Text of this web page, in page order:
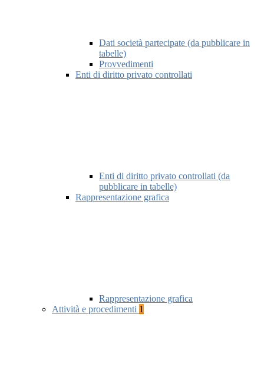
Dati società partecipate (da pubblicare in
tabelle)
Provvedimenti
Enti di diritto privato controllati
Enti di diritto privato controllati (da
pubblicare in tabelle)
Rappresentazione grafica
Rappresentazione grafica
Attività e procedimenti 1